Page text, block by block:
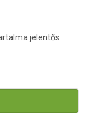
jelentős